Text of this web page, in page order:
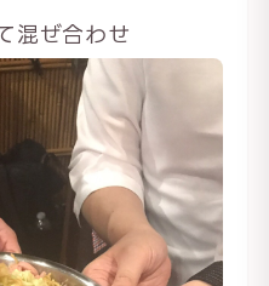
混ぜ合わせ